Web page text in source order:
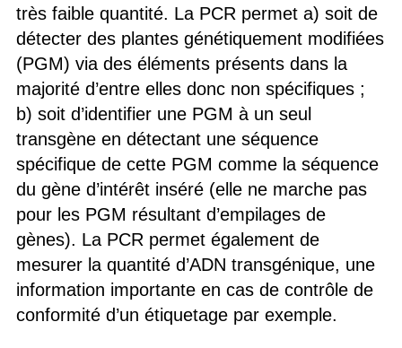
très faible quantité. La PCR permet a) soit de
détecter des plantes génétiquement modifiées
(PGM) via des éléments présents dans la
majorité d’entre elles donc non spécifiques ;
b) soit d’identifier une PGM à un seul
transgène en détectant une séquence
spécifique de cette PGM comme la séquence
du gène d’intérêt inséré (elle ne marche pas
pour les PGM résultant d’empilages de
gènes). La PCR permet également de
mesurer la quantité d’ADN transgénique, une
information importante en cas de contrôle de
conformité d’un étiquetage par exemple.